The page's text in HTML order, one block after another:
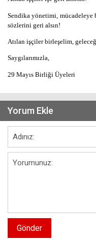
Sendika yönetimi,
sözlerini geri alsın!
Atılan işçiler birleşelim,
Saygılarımızla,
29 Mayıs Birliği Üyeleri
Yorum Ekle
Gönder